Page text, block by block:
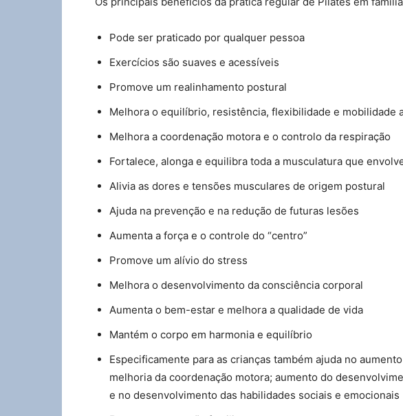
Pode ser praticado por qualquer pessoa
Exercícios são suaves e acessíveis
Promove um realinhamento postural
Melhora o equilíbrio, resistência, flexibilidade e mobilidade
Melhora a coordenação motora e o controlo da respiração
Fortalece, alonga e equilibra toda a musculatura que
Alivia as dores e tensões musculares de origem postural
Ajuda na prevenção e na redução de futuras lesões
Aumenta a força e o controle do “centro”
Promove um alívio do stress
Melhora o desenvolvimento da consciência corporal
Aumenta o bem-estar e melhora a qualidade de vida
Mantém o corpo em harmonia e equilíbrio
Especificamente para as crianças também ajuda no
melhoria da coordenação motora; aumento do
e no desenvolvimento das habilidades sociais e emocionais